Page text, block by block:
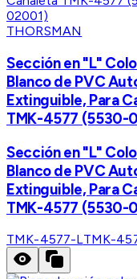
THORSMAN
Sección en "L"
Blanco de PVC
Extinguible, Para
TMK-4577 (5530-
Sección en "L"
Blanco de PVC
Extinguible, Para
TMK-4577 (5530-
TMK-4577-LTMK-